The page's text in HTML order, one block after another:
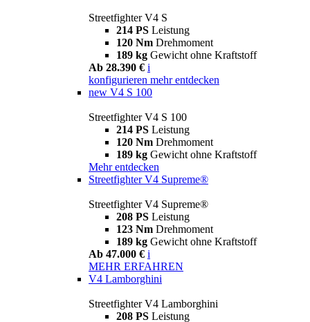
Streetfighter V4 S
214 PS Leistung
120 Nm Drehmoment
189 kg Gewicht ohne Kraftstoff
Ab 28.390 € i
konfigurieren mehr entdecken
new V4 S 100
Streetfighter V4 S 100
214 PS Leistung
120 Nm Drehmoment
189 kg Gewicht ohne Kraftstoff
Mehr entdecken
Streetfighter V4 Supreme®
Streetfighter V4 Supreme®
208 PS Leistung
123 Nm Drehmoment
189 kg Gewicht ohne Kraftstoff
Ab 47.000 € i
MEHR ERFAHREN
V4 Lamborghini
Streetfighter V4 Lamborghini
208 PS Leistung